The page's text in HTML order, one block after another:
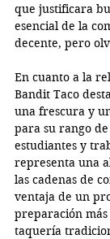
que justificara
esencial de la
decente, pero
En cuanto a la
Bandit Taco
una frescura y
para su rango
estudiantes y
representa una
las cadenas de
ventaja de un
preparación
taquería